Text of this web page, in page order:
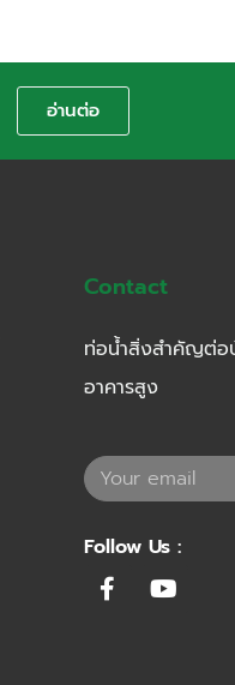
อ่านต่อ
Contact
ท่อน้ำสิ่งสำคัญต่อ
อาคารสูง
Follow Us :